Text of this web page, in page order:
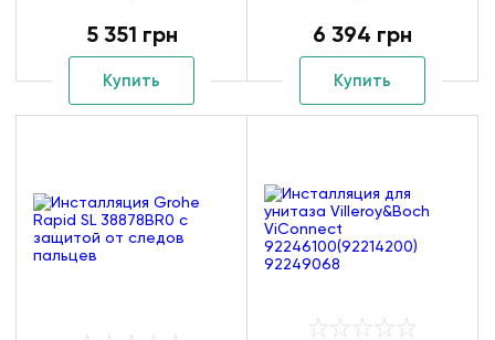
5 351 грн
Купить
6 394 грн
Купить